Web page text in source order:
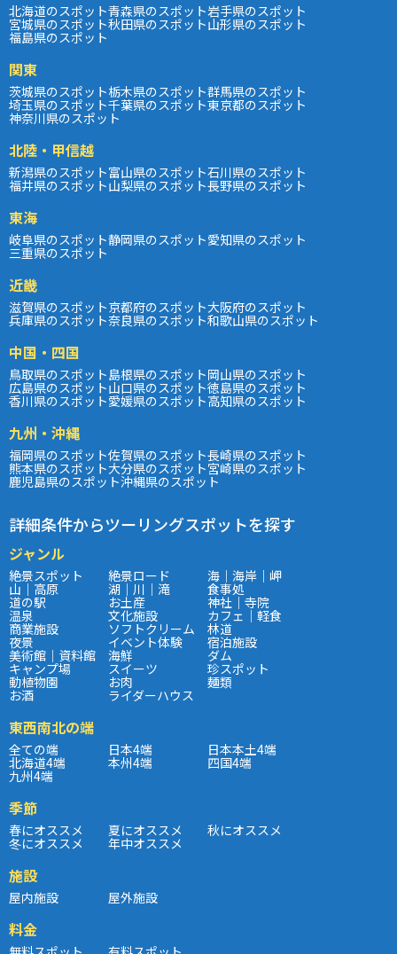
北海道のスポット青森県のスポット岩手県のスポット
宮城県のスポット秋田県のスポット山形県のスポット
福島県のスポット
関東
茨城県のスポット栃木県のスポット群馬県のスポット
埼玉県のスポット千葉県のスポット東京都のスポット
神奈川県のスポット
北陸・甲信越
新潟県のスポット富山県のスポット石川県のスポット
福井県のスポット山梨県のスポット長野県のスポット
東海
岐阜県のスポット静岡県のスポット愛知県のスポット
三重県のスポット
近畿
滋賀県のスポット京都府のスポット大阪府のスポット
兵庫県のスポット奈良県のスポット和歌山県のスポット
中国・四国
鳥取県のスポット島根県のスポット岡山県のスポット
広島県のスポット山口県のスポット徳島県のスポット
香川県のスポット愛媛県のスポット高知県のスポット
九州・沖縄
福岡県のスポット佐賀県のスポット長崎県のスポット
熊本県のスポット大分県のスポット宮崎県のスポット
鹿児島県のスポット沖縄県のスポット
詳細条件からツーリングスポットを探す
ジャンル
絶景スポット 絶景ロード 海｜海岸｜岬
山｜高原 湖｜川｜滝 食事処
道の駅 お土産 神社｜寺院
温泉 文化施設 カフェ｜軽食
商業施設 ソフトクリーム 林道
夜景 イベント体験 宿泊施設
美術館｜資料館 海鮮 ダム
キャンプ場 スイーツ 珍スポット
動植物園 お肉 麺類
お酒 ライダーハウス
東西南北の端
全ての端 日本4端 日本本土4端
北海道4端 本州4端 四国4端
九州4端
季節
春にオススメ 夏にオススメ 秋にオススメ
冬にオススメ 年中オススメ
施設
屋内施設 屋外施設
料金